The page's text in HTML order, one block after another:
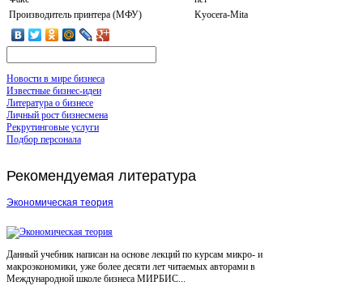
Производитель принтера (МФУ)
Kyocera-Mita
Новости в мире бизнеса
Известные бизнес-идеи
Литература о бизнесе
Личный рост бизнесмена
Рекрутинговые услуги
Подбор персонала
Рекомендуемая литература
Экономическая теория
Данный учебник написан на основе лекций по курсам микро- и
макроэкономики, уже более десяти лет читаемых авторами в
Международной школе бизнеса МИРБИС...